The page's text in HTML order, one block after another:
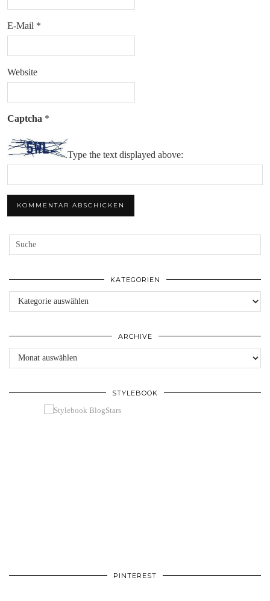
E-Mail *
Website
Captcha *
Type the text displayed above:
KATEGORIEN
Kategorien
ARCHIVE
Archive
STYLEBOOK
PINTEREST